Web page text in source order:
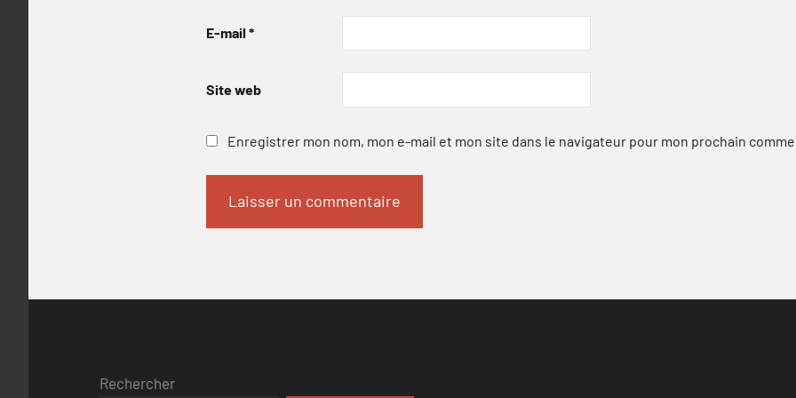
E-mail *
Site web
Enregistrer mon nom, mon e-mail et mon site dans le navigateur pour mon prochain
Rechercher